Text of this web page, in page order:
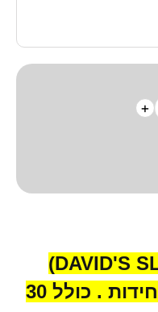
קטפולקה / מטול 10 יחידות . כולל 30
+